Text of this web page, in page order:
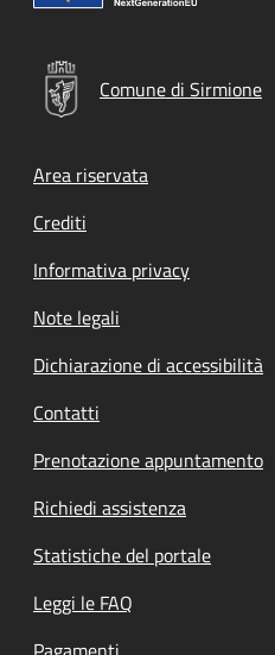
Comune di Sirmione
Footer menu
Area riservata
Crediti
Informativa privacy
Note legali
Dichiarazione di accessibilità
Contatti
Prenotazione appuntamento
Richiedi assistenza
Statistiche del portale
Leggi le FAQ